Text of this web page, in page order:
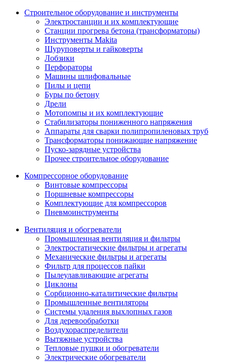
Строительное оборудование и инструменты
Электростанции и их комплектующие
Станции прогрева бетона (трансформаторы)
Инструменты Makita
Шуруповерты и гайковерты
Лобзики
Перфораторы
Машины шлифовальные
Пилы и цепи
Буры по бетону
Дрели
Мотопомпы и их комплектующие
Стабилизаторы пониженного напряжения
Аппараты для сварки полипропиленовых труб
Трансформаторы понижающие напряжение
Пуско-зарядные устройства
Прочее строительное оборудование
Компрессорное оборудование
Винтовые компрессоры
Поршневые компрессоры
Комплектующие для компрессоров
Пневмоинструменты
Вентиляция и обогреватели
Промышленная вентиляция и фильтры
Электростатические фильтры и агрегаты
Механические фильтры и агрегаты
Фильтр для процессов пайки
Пылеулавливающие агрегаты
Циклоны
Сорбционно-каталитические фильтры
Промышленные вентиляторы
Системы удаления выхлопных газов
Для деревообработки
Воздухораспределители
Вытяжные устройства
Тепловые пушки и обогреватели
Электрические обогреватели